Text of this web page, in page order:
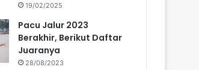
19/02/2025
Pacu Jalur 2023
Berakhir, Berikut Daftar
Juaranya
28/08/2023